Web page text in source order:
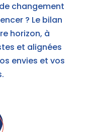
changement
? Le bilan
horizon, à
et alignées
envies et vos